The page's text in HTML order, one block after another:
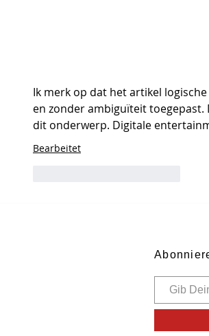
Ik merk op dat het artikel
en zonder ambiguïteit
dit onderwerp. Digitale
Bearbeitet